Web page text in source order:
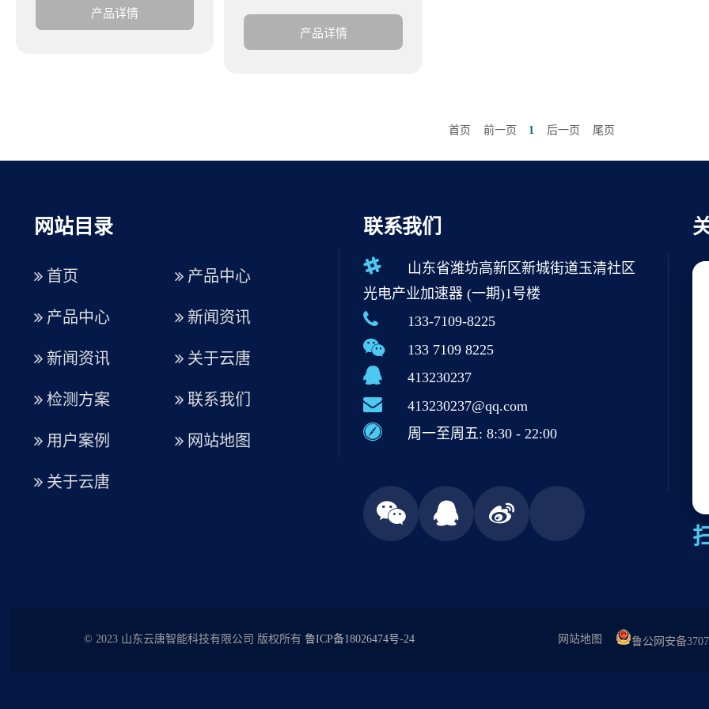
产品详情
产品详情
首页 前一页 1 后一页 尾页
网站目录
首页
产品中心
新闻资讯
检测方案
用户案例
关于云唐
产品中心
新闻资讯
关于云唐
联系我们
网站地图
联系我们
山东省潍坊高新区新城街道玉清社区
光电产业加速器 (一期)1号楼
133-7109-8225
133 7109 8225
413230237
413230237@qq.com
周一至周五: 8:30 - 22:00
© 2023 山东云唐智能科技有限公司 版权所有 鲁ICP备18026474号-24 鲁公网安备
网站地图